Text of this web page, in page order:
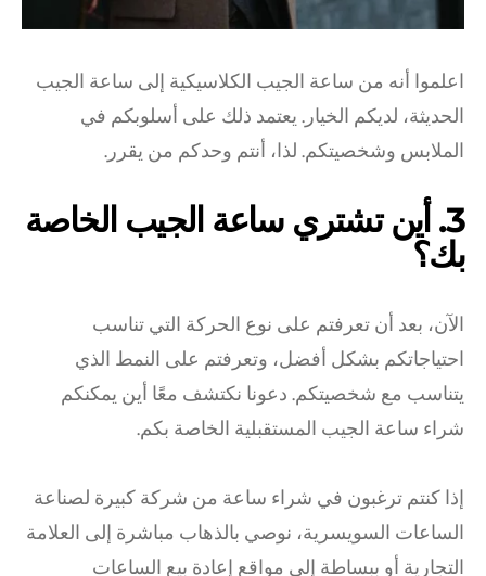
اعلموا أنه من ساعة الجيب الكلاسيكية إلى ساعة الجيب
الحديثة، لديكم الخيار. يعتمد ذلك على أسلوبكم في
الملابس وشخصيتكم. لذا، أنتم وحدكم من يقرر.
3. أين تشتري ساعة الجيب الخاصة
بك؟
الآن، بعد أن تعرفتم على نوع الحركة التي تناسب
احتياجاتكم بشكل أفضل، وتعرفتم على النمط الذي
يتناسب مع شخصيتكم. دعونا نكتشف معًا أين يمكنكم
شراء ساعة الجيب المستقبلية الخاصة بكم.
إذا كنتم ترغبون في شراء ساعة من شركة كبيرة لصناعة
الساعات السويسرية، نوصي بالذهاب مباشرة إلى العلامة
التجارية أو ببساطة إلى مواقع إعادة بيع الساعات